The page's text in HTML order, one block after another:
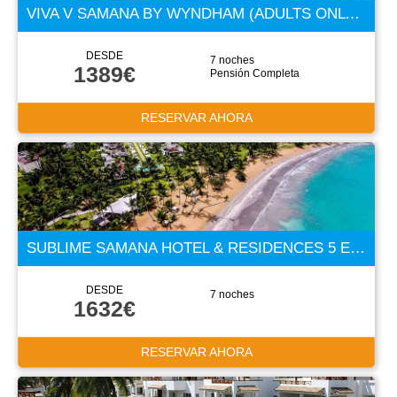
VIVA V SAMANA BY WYNDHAM (ADULTS ONLY +18) 5 ESTRELLAS
DESDE
1389€
7 noches
Pensión Completa
RESERVAR AHORA
SUBLIME SAMANA HOTEL & RESIDENCES 5 ESTRELLAS
DESDE
1632€
7 noches
RESERVAR AHORA